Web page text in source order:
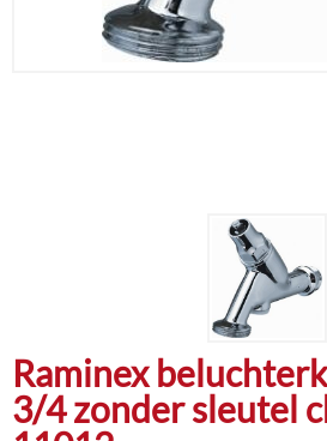
Raminex
3/4 zonder sleutel